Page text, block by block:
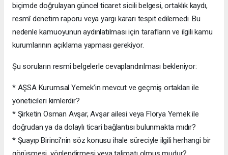
biçimde doğrulayan güncel ticaret sicili belgesi, ortaklık kaydı,
resmî denetim raporu veya yargı kararı tespit edilemedi. Bu
nedenle kamuoyunun aydınlatılması için tarafların ve ilgili kamu
kurumlarının açıklama yapması gerekiyor.
Şu soruların resmî belgelerle cevaplandırılması bekleniyor:
* AŞSA Kurumsal Yemek’in mevcut ve geçmiş ortakları ile
yöneticileri kimlerdir?
* Şirketin Osman Avşar, Avşar ailesi veya Florya Yemek ile
doğrudan ya da dolaylı ticari bağlantısı bulunmakta mıdır?
* Şuayıp Birinci’nin söz konusu ihale süreciyle ilgili herhangi bir